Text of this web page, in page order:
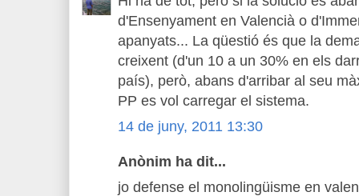
d'Ensenyament en Valencià o
apanyats... La qüestió és que la
creixent (d'un 10 a un 30% en els
país), però, abans d'arribar al seu
PP es vol carregar el sistema.
14 de juny, 2011 13:30
Anònim ha dit...
jo defense el monolingüisme en